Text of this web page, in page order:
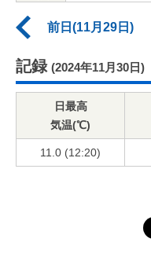
前日(11月29日)
記録 (2024年11月30日)
日最高
気温(℃)
11.0 (12:20)